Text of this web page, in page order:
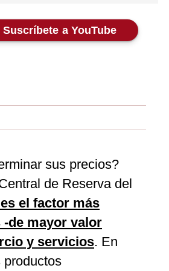
Suscríbete a YouTube
sus precios?
de Reserva del
el factor más
de mayor valor
y servicios. En
productos